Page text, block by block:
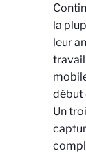
la
leur
début
Un